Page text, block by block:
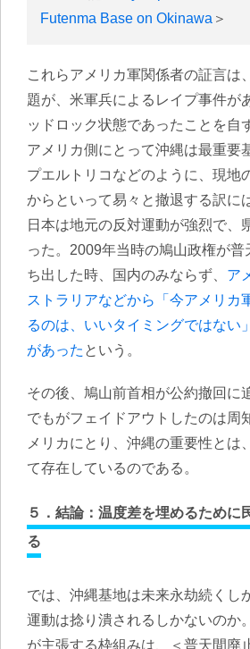
Futenma Base on Okinawa ＞
これらアメリカ軍関係者の証言は
題が、米軍兵によるレイプ事件が
ッドロック状態であったことを自
アメリカ側にとって沖縄は最重要
プエルトリコなどのように、現地
からといって易々と撤退する訳に
日本は地元の反対運動が強烈で、
った。2009年当時の鳩山政権が
ち出した時、国内のみならず、 ア
ストラリアなどから「今アメリカ
るのは、いいタイミングではない
があった という。
その後、鳩山前首相が公約撤回に
でもがフェイドアウトしたのは周
メリカにとり、沖縄の重要性とは
て存在しているのである。
５．結論：温度差を埋めるために
る
では、沖縄基地は未来永劫続くし
運動は捻り潰されるしかないのか
が主張する枠組みは、＜普天間廃